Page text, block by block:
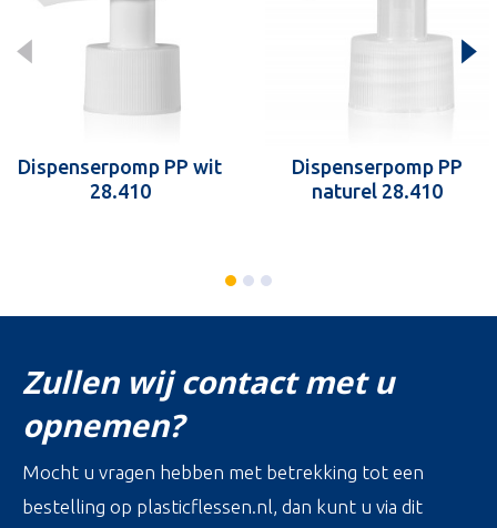
Dispenserpomp PP wit
28.410
Dispenserpomp PP
naturel 28.410
Zullen wij contact met u
opnemen?
Mocht u vragen hebben met betrekking tot een
bestelling op plasticflessen.nl, dan kunt u via dit